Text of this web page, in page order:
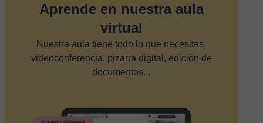
Aprende en nuestra aula
virtual
Nuestra aula tiene todo lo que necesitas:
videoconferencia, pizarra digital, edición de
documentos...